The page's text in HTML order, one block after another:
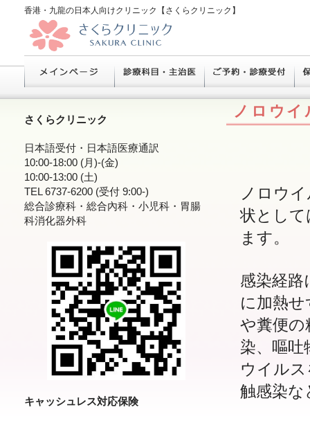
香港・九龍の日本人向けクリニック【さくらクリニック】
ノロウ
ノロウ
状として
ます。
感染経
に加熱
や糞便の
染、嘔
ウイル
触感染
さくらクリニック
日本語受付・日本語医療通訳
10:00-18:00 (月)-(金)
10:00-13:00 (土)
TEL 6737-6200 (受付 9:00-)
総合診療科・総合內科・小児科・胃腸
科消化器外科
キャッシュレス対応保険